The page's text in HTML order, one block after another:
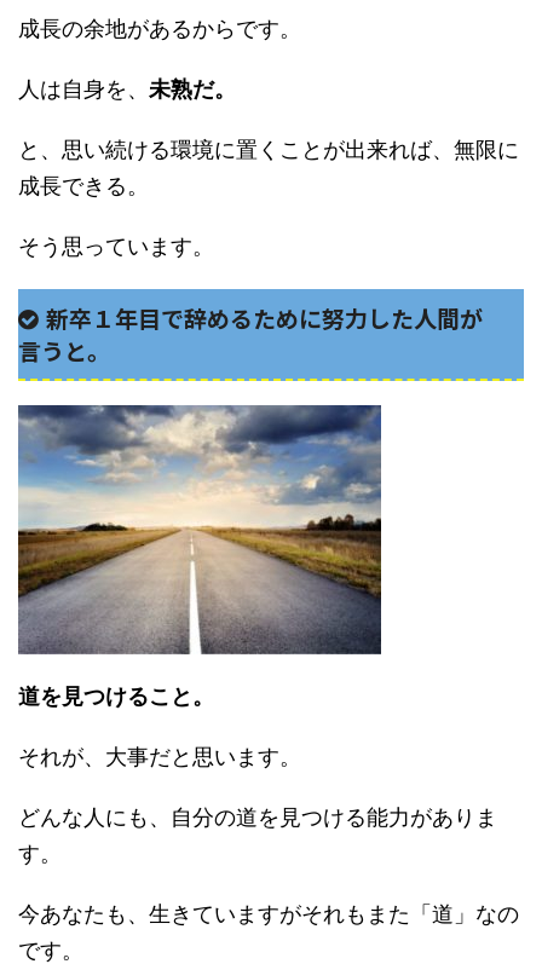
成長の余地があるからです。
人は自身を、 未熟だ。
と、思い続ける環境に置くことが出来れば、無限に
成長できる。
そう思っています。
新卒１年目で辞めるために努力した人間が
言うと。
道を見つけること。
それが、大事だと思います。
どんな人にも、自分の道を見つける能力がありま
す。
今あなたも、生きていますがそれもまた「道」なの
です。